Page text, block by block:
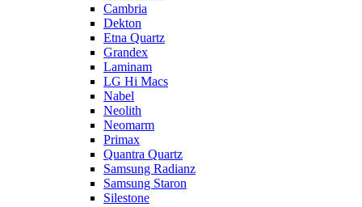
Cambria
Dekton
Etna Quartz
Grandex
Laminam
LG Hi Macs
Nabel
Neolith
Neomarm
Primax
Quantra Quartz
Samsung Radianz
Samsung Staron
Silestone